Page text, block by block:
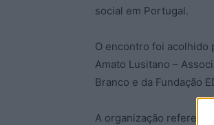
social em Portugal.
O encontro foi acolhido
Amato Lusitano –
Branco e da Fundação
A organização refere